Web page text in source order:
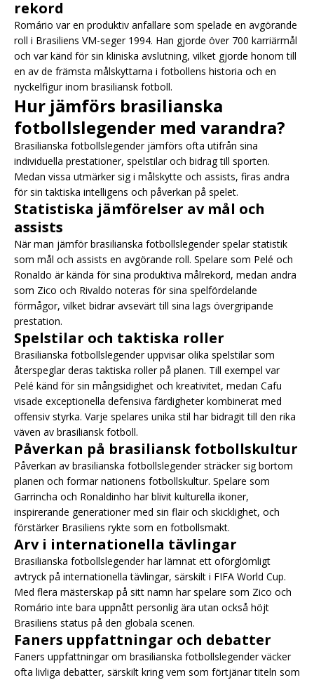
rekord
Romário var en produktiv anfallare som spelade en avgörande
roll i Brasiliens VM-seger 1994. Han gjorde över 700 karriärmål
och var känd för sin kliniska avslutning, vilket gjorde honom till
en av de främsta målskyttarna i fotbollens historia och en
nyckelfigur inom brasiliansk fotboll.
Hur jämförs brasilianska
fotbollslegender med varandra?
Brasilianska fotbollslegender jämförs ofta utifrån sina
individuella prestationer, spelstilar och bidrag till sporten.
Medan vissa utmärker sig i målskytte och assists, firas andra
för sin taktiska intelligens och påverkan på spelet.
Statistiska jämförelser av mål och
assists
När man jämför brasilianska fotbollslegender spelar statistik
som mål och assists en avgörande roll. Spelare som Pelé och
Ronaldo är kända för sina produktiva målrekord, medan andra
som Zico och Rivaldo noteras för sina spelfördelande
förmågor, vilket bidrar avsevärt till sina lags övergripande
prestation.
Spelstilar och taktiska roller
Brasilianska fotbollslegender uppvisar olika spelstilar som
återspeglar deras taktiska roller på planen. Till exempel var
Pelé känd för sin mångsidighet och kreativitet, medan Cafu
visade exceptionella defensiva färdigheter kombinerat med
offensiv styrka. Varje spelares unika stil har bidragit till den rika
väven av brasiliansk fotboll.
Påverkan på brasiliansk fotbollskultur
Påverkan av brasilianska fotbollslegender sträcker sig bortom
planen och formar nationens fotbollskultur. Spelare som
Garrincha och Ronaldinho har blivit kulturella ikoner,
inspirerande generationer med sin flair och skicklighet, och
förstärker Brasiliens rykte som en fotbollsmakt.
Arv i internationella tävlingar
Brasilianska fotbollslegender har lämnat ett oförglömligt
avtryck på internationella tävlingar, särskilt i FIFA World Cup.
Med flera mästerskap på sitt namn har spelare som Zico och
Romário inte bara uppnått personlig ära utan också höjt
Brasiliens status på den globala scenen.
Faners uppfattningar och debatter
Faners uppfattningar om brasilianska fotbollslegender väcker
ofta livliga debatter, särskilt kring vem som förtjänar titeln som